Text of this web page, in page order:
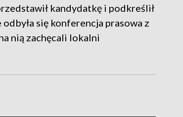
kandydatkę i podkreślił
się konferencja prasowa z
nią zachęcali lokalni